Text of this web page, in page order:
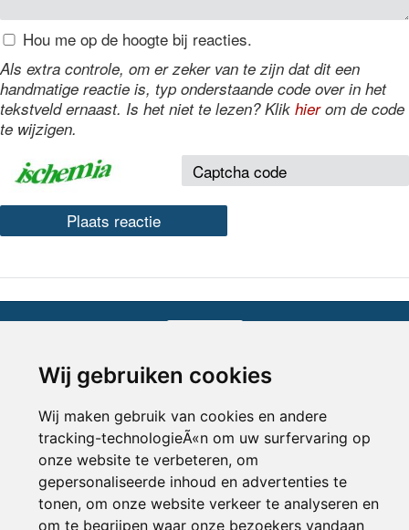
Wij gebruiken cookies
Wij maken gebruik van cookies en andere
tracking-technologieÃ«n om uw surfervaring op
onze website te verbeteren, om
gepersonaliseerde inhoud en advertenties te
tonen, om onze website verkeer te analyseren en
om te begrijpen waar onze bezoekers vandaan
Hou me op de hoogte bij reacties.
Als extra controle, om er zeker van te zijn dat dit een
handmatige reactie is, typ onderstaande code over in het
tekstveld ernaast. Is het niet te lezen? Klik hierom de code
te wijzigen.
© 2000-2026 UFE Media: Managersonline.nl